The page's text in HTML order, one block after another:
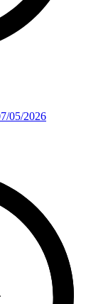
05/2026